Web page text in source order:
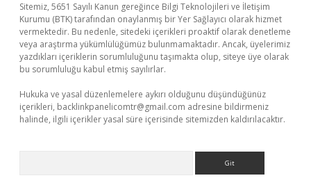
Sitemiz, 5651 Sayılı Kanun gereğince Bilgi Teknolojileri ve İletişim
Kurumu (BTK) tarafından onaylanmış bir Yer Sağlayıcı olarak hizmet
vermektedir. Bu nedenle, sitedeki içerikleri proaktif olarak denetleme
veya araştırma yükümlülüğümüz bulunmamaktadır. Ancak, üyelerimiz
yazdıkları içeriklerin sorumluluğunu taşımakta olup, siteye üye olarak
bu sorumluluğu kabul etmiş sayılırlar.
Hukuka ve yasal düzenlemelere aykırı olduğunu düşündüğünüz
içerikleri, backlinkpanelicomtr@gmail.com adresine bildirmeniz
halinde, ilgili içerikler yasal süre içerisinde sitemizden kaldırılacaktır.